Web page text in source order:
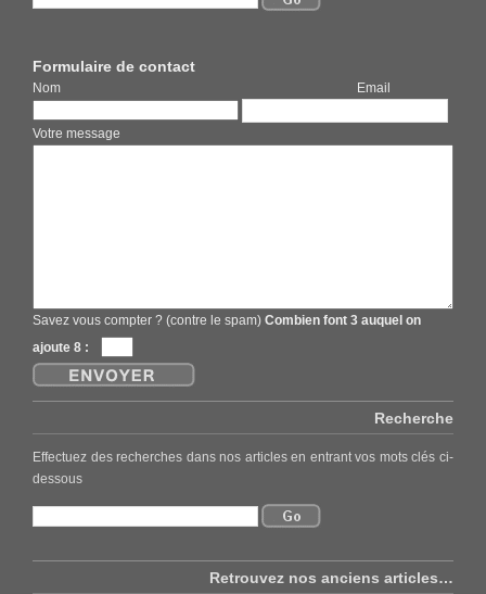
Formulaire de contact
Nom Email
Votre message
Savez vous compter ? (contre le spam) Combien font 3 auquel on
ajoute 8 :
Recherche
Effectuez des recherches dans nos articles en entrant vos mots clés ci-
dessous
Retrouvez nos anciens articles…